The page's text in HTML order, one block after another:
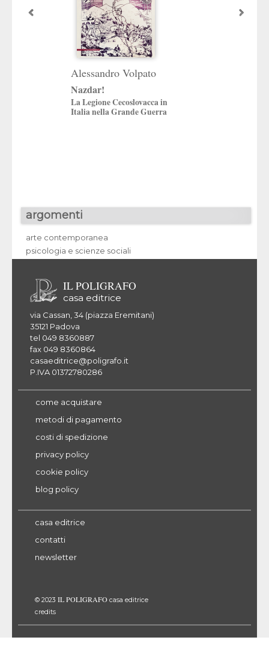
Alessandro Volpato
Nazdar!
La Legione Cecoslovacca in
Italia nella Grande Guerra
argomenti
arte contemporanea
psicologia e scienze sociali
IL POLIGRAFO
casa editrice
via Cassan, 34 (piazza Eremitani)
35121 Padova
tel 049 8360887
fax 049 8360864
casaeditrice@poligrafo.it
P.IVA 01372780286
come acquistare
metodi di pagamento
costi di spedizione
privacy policy
cookie policy
blog policy
casa editrice
contatti
newsletter
© 2023 IL POLIGRAFO casa editrice
credits